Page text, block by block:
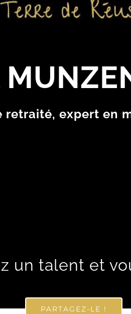
retraité, expert en
un talent et
PARTAGEZ-LE !